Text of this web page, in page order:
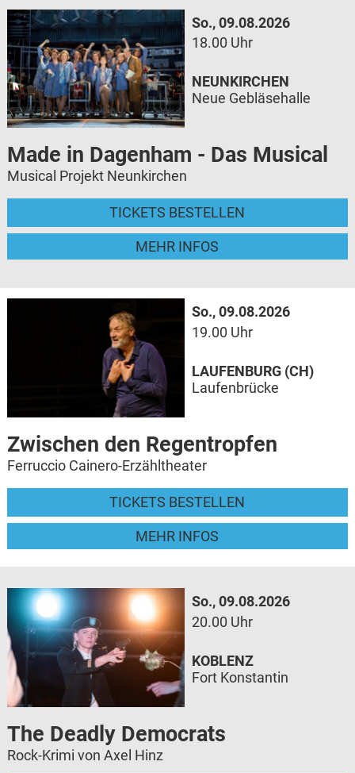
So., 09.08.2026
18.00 Uhr
Made in Dagenham - Das Musical
Musical Projekt Neunkirchen
TICKETS BESTELLEN
MEHR INFOS
NEUNKIRCHEN
Neue Gebläsehalle
So., 09.08.2026
19.00 Uhr
Zwischen den Regentropfen
Ferruccio Cainero-Erzähltheater
TICKETS BESTELLEN
MEHR INFOS
LAUFENBURG (CH)
Laufenbrücke
So., 09.08.2026
20.00 Uhr
The Deadly Democrats
Rock-Krimi von Axel Hinz
KOBLENZ
Fort Konstantin